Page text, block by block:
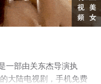
一部由关东杰导演执
大陆电视剧，手机免费